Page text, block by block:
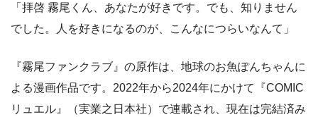
「拝啓 霧尾くん、あなたが好きです。でも、知りません
でした。人を好きになるのが、こんなにつらいなんて」
『霧尾ファンクラブ』の原作は、地球のお魚ぽんちゃんに
よる漫画作品です。2022年から2024年にかけて『COMIC
リュエル』（実業之日本社）で連載され、現在は完結済み